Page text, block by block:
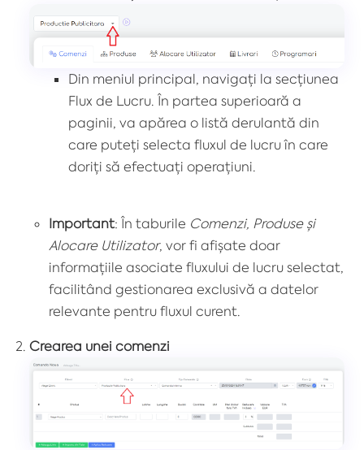
Din meniul principal, navigați la secțiunea
Flux de Lucru. În partea superioară a
paginii, va apărea o listă derulantă din
care puteți selecta fluxul de lucru în care
doriți să efectuați operațiuni.
Important: În taburile Comenzi, Produse și
Alocare Utilizator, vor fi afișate doar
informațiile asociate fluxului de lucru selectat,
facilitând gestionarea exclusivă a datelor
relevante pentru fluxul curent.
Crearea unei comenzi